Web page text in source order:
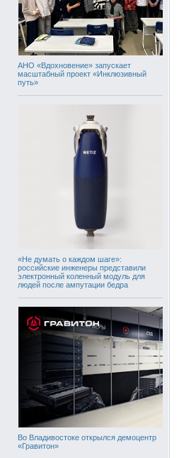
АНО «Вдохновение» запускает
масштабный проект «Инклюзивный
путь»
«Не думать о каждом шаге»:
российские инженеры представили
электронный коленный модуль для
людей после ампутации бедра
Во Владивостоке открылся демоцентр
«Гравитон»